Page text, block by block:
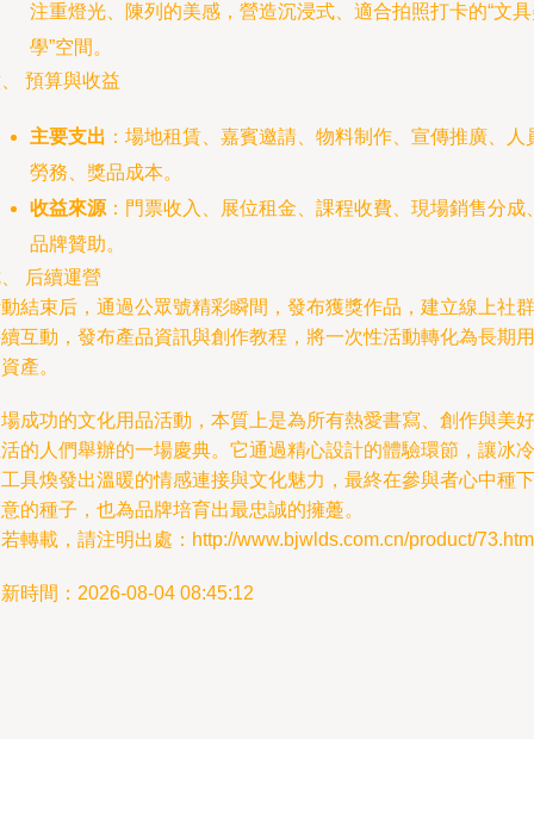
注重燈光、陳列的美感，營造沉浸式、適合拍照打卡的“文
學”空間。
預算與收益
主要支出 ：場地租賃、嘉賓邀請、物料制作、宣傳推廣、人
勞務、獎品成本。
收益來源 ：門票收入、展位租金、課程收費、現場銷售分成
品牌贊助。
后續運營
結束后，通過公眾號精彩瞬間，發布獲獎作品，建立線上社群
互動，發布產品資訊與創作教程，將一次性活動轉化為長期用
產。
成功的文化用品活動，本質上是為所有熱愛書寫、創作與美好
的人們舉辦的一場慶典。它通過精心設計的體驗環節，讓冰冷
具煥發出溫暖的情感連接與文化魅力，最終在參與者心中種下
的種子，也為品牌培育出最忠誠的擁躉。
轉載，請注明出處：http://www.bjwlds.com.cn/product/
時間：2026-08-04 08:45:12